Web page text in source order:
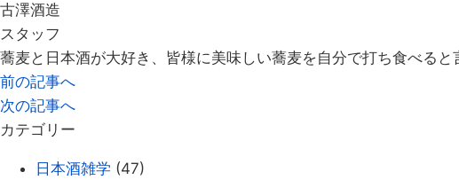
古澤酒造
スタッフ
蕎麦と日本酒が大好き、皆様に美味しい蕎麦を自分で打ち食べる
前の記事へ
次の記事へ
カテゴリー
日本酒雑学 (47)